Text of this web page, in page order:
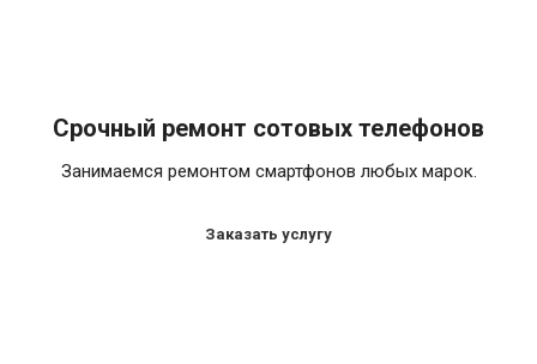
Срочный ремонт сотовых телефонов
Занимаемся ремонтом смартфонов любых марок.
Заказать услугу